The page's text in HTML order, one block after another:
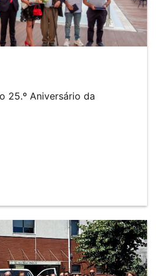
25.º Aniversário da